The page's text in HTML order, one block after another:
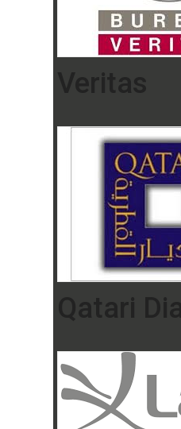
Veritas
Qatari Diar